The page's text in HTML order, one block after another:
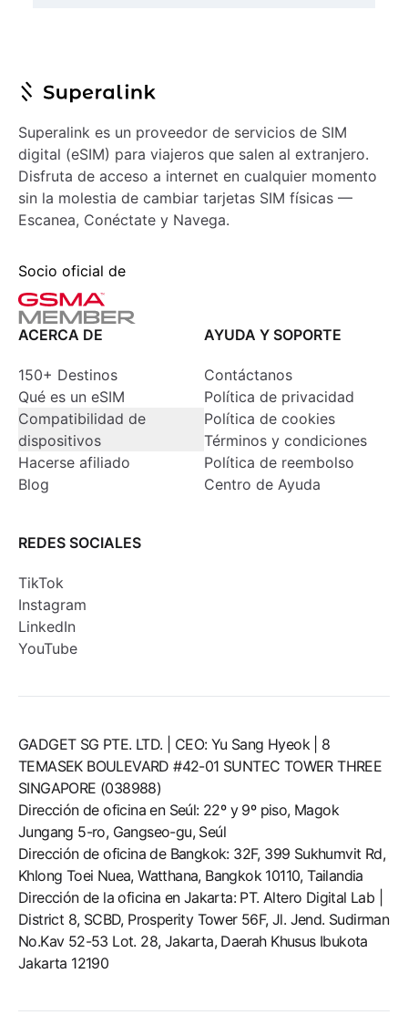
Superalink es un proveedor de servicios de SIM
digital (eSIM) para viajeros que salen al extranjero.
Disfruta de acceso a internet en cualquier momento
sin la molestia de cambiar tarjetas SIM físicas —
Escanea, Conéctate y Navega.
Socio oficial de
ACERCA DE
150+ Destinos
Qué es un eSIM
Compatibilidad de
dispositivos
Hacerse afiliado
Blog
AYUDA Y SOPORTE
Contáctanos
Política de privacidad
Política de cookies
Términos y condiciones
Política de reembolso
Centro de Ayuda
REDES SOCIALES
TikTok
Instagram
LinkedIn
YouTube
GADGET SG PTE. LTD. | CEO: Yu Sang Hyeok | 8
TEMASEK BOULEVARD #42-01 SUNTEC TOWER THREE
SINGAPORE (038988)
Dirección de oficina en Seúl: 22º y 9º piso, Magok
Jungang 5-ro, Gangseo-gu, Seúl
Dirección de oficina de Bangkok: 32F, 399 Sukhumvit Rd,
Khlong Toei Nuea, Watthana, Bangkok 10110, Tailandia
Dirección de la oficina en Jakarta: PT. Altero Digital Lab |
District 8, SCBD, Prosperity Tower 56F, Jl. Jend. Sudirman
No.Kav 52-53 Lot. 28, Jakarta, Daerah Khusus Ibukota
Jakarta 12190